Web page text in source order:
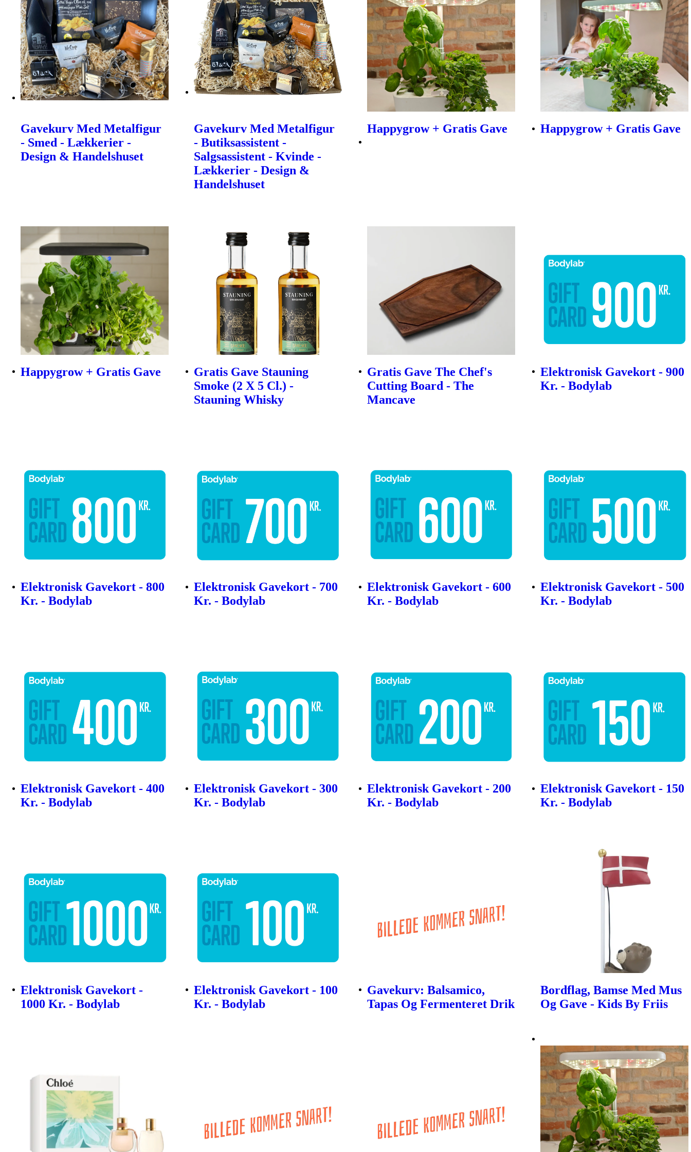
Gavekurv Med Metalfigur
- Smed - Lækkerier -
Design & Handelshuset
Gavekurv Med Metalfigur
- Butiksassistent -
Salgsassistent - Kvinde -
Lækkerier - Design &
Handelshuset
Happygrow + Gratis Gave Happygrow + Gratis Gave
Happygrow + Gratis Gave
Gratis Gave Stauning
Smoke (2 X 5 Cl.) -
Stauning Whisky
Gratis Gave The Chef's
Cutting Board - The
Mancave
Elektronisk Gavekort - 900
Kr. - Bodylab
Elektronisk Gavekort - 800
Kr. - Bodylab
Elektronisk Gavekort - 700
Kr. - Bodylab
Elektronisk Gavekort - 600
Kr. - Bodylab
Elektronisk Gavekort - 500
Kr. - Bodylab
Elektronisk Gavekort - 400
Kr. - Bodylab
Elektronisk Gavekort - 300
Kr. - Bodylab
Elektronisk Gavekort - 200
Kr. - Bodylab
Elektronisk Gavekort - 150
Kr. - Bodylab
Elektronisk Gavekort -
1000 Kr. - Bodylab
Elektronisk Gavekort - 100
Kr. - Bodylab
Gavekurv: Balsamico,
Tapas Og Fermenteret Drik
Bordflag, Bamse Med Mus
Og Gave - Kids By Friis